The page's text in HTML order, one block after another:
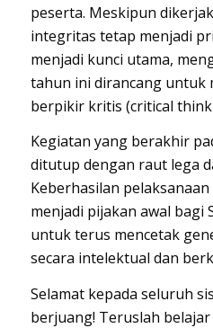
peserta. Meskipun
integritas tetap menjadi
menjadi kunci utama,
tahun ini dirancang untuk
berpikir kritis (critical
Kegiatan yang berakhir
ditutup dengan raut lega
Keberhasilan
menjadi pijakan awal bagi
untuk terus mencetak
secara intelektual dan
Selamat kepada seluruh
berjuang! Teruslah